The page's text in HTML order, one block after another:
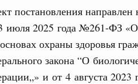
постановления
июля 2025 года №261-ФЗ
охраны здоровья
закона “О
и от 4 августа
23 июля, четверг
(2026 год,